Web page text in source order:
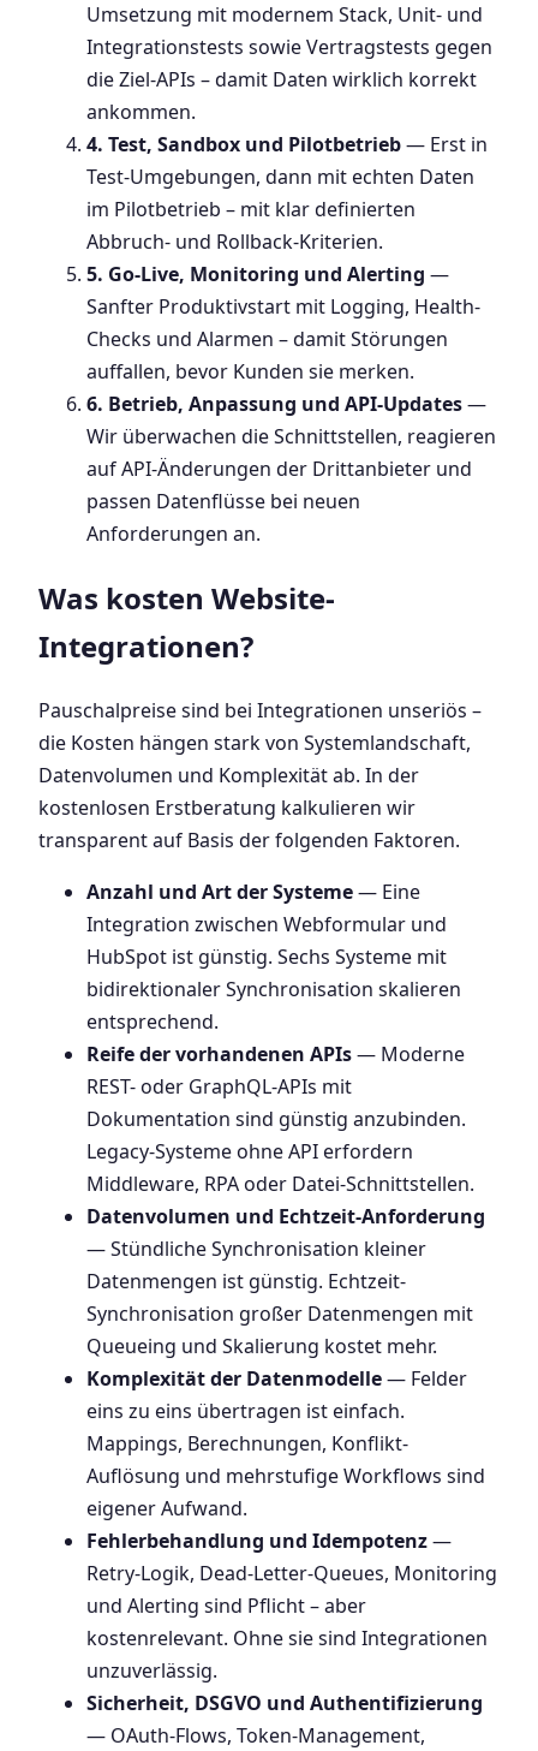
Umsetzung mit modernem Stack, Unit- und
Integrationstests sowie Vertragstests gegen
die Ziel-APIs – damit Daten wirklich korrekt
ankommen.
4. Test, Sandbox und Pilotbetrieb— Erst in
Test-Umgebungen, dann mit echten Daten
im Pilotbetrieb – mit klar definierten
Abbruch- und Rollback-Kriterien.
5. Go-Live, Monitoring und Alerting —
Sanfter Produktivstart mit Logging, Health-
Checks und Alarmen – damit Störungen
auffallen, bevor Kunden sie merken.
6. Betrieb, Anpassung und API-Updates—
Wir überwachen die Schnittstellen, reagieren
auf API-Änderungen der Drittanbieter und
passen Datenflüsse bei neuen
Anforderungen an.
Was kosten Website-
Integrationen?
Pauschalpreise sind bei Integrationen unseriös –
die Kosten hängen stark von Systemlandschaft,
Datenvolumen und Komplexität ab. In der
kostenlosen Erstberatung kalkulieren wir
transparent auf Basis der folgenden Faktoren.
Anzahl und Art der Systeme— Eine
Integration zwischen Webformular und
HubSpot ist günstig. Sechs Systeme mit
bidirektionaler Synchronisation skalieren
entsprechend.
Reife der vorhandenen APIs— Moderne
REST- oder GraphQL-APIs mit
Dokumentation sind günstig anzubinden.
Legacy-Systeme ohne API erfordern
Middleware, RPA oder Datei-Schnittstellen.
Datenvolumen und Echtzeit-Anforderung
— Stündliche Synchronisation kleiner
Datenmengen ist günstig. Echtzeit-
Synchronisation großer Datenmengen mit
Queueing und Skalierung kostet mehr.
Komplexität der Datenmodelle— Felder
eins zu eins übertragen ist einfach.
Mappings, Berechnungen, Konflikt-
Auflösung und mehrstufige Workflows sind
eigener Aufwand.
Fehlerbehandlung und Idempotenz—
Retry-Logik, Dead-Letter-Queues, Monitoring
und Alerting sind Pflicht – aber
kostenrelevant. Ohne sie sind Integrationen
unzuverlässig.
Sicherheit, DSGVO und Authentifizierung
— OAuth-Flows, Token-Management,